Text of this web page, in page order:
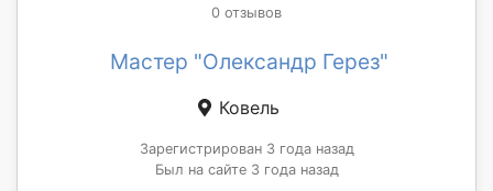
0 отзывов
Мастер "Олександр Герез"
Ковель
Зарегистрирован 3 года назад
Был на сайте 3 года назад